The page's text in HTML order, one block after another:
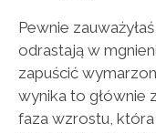
Pewnie
odrastają w
zapuścić
wynika to głównie
faza wzrostu, która